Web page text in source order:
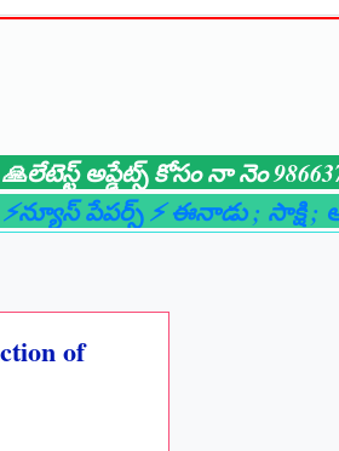
అప్డేట్స్ కోసం నా నెం
పేపర్స్ ⚡ ఈనాడు; సాక్షి;
of